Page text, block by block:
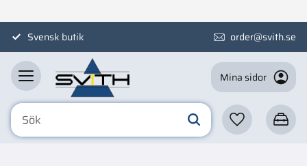
MenySvensk butik order@svith.se
Mina sidor
Favoriter